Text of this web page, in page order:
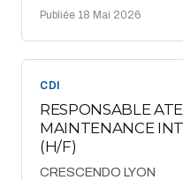
Publiée 18 Mai 2026
CDI
RESPONSABLE
MAINTENANCE
(H/F)
CRESCENDO LYON